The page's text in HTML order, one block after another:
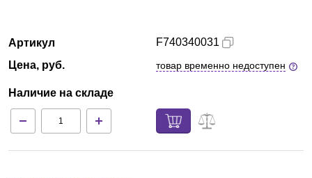
Артикул
Цена, руб.
Наличие на складе
F740340031
товар временно недоступен